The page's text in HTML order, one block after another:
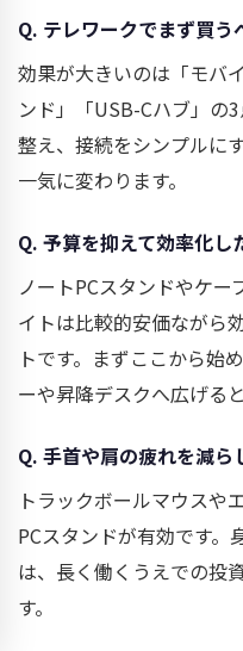
Q. テレワークでまず買う
効果が大きいのは「モバ
ンド」「USB-Cハブ」の
整え、接続をシンプルに
一気に変わります。
Q. 予算を抑えて効率化し
ノートPCスタンドやケ
イトは比較的安価ながら
トです。まずここから始
ーや昇降デスクへ広げる
Q. 手首や肩の疲れを減ら
トラックボールマウスや
PCスタンドが有効です。
は、長く働くうえでの投
す。